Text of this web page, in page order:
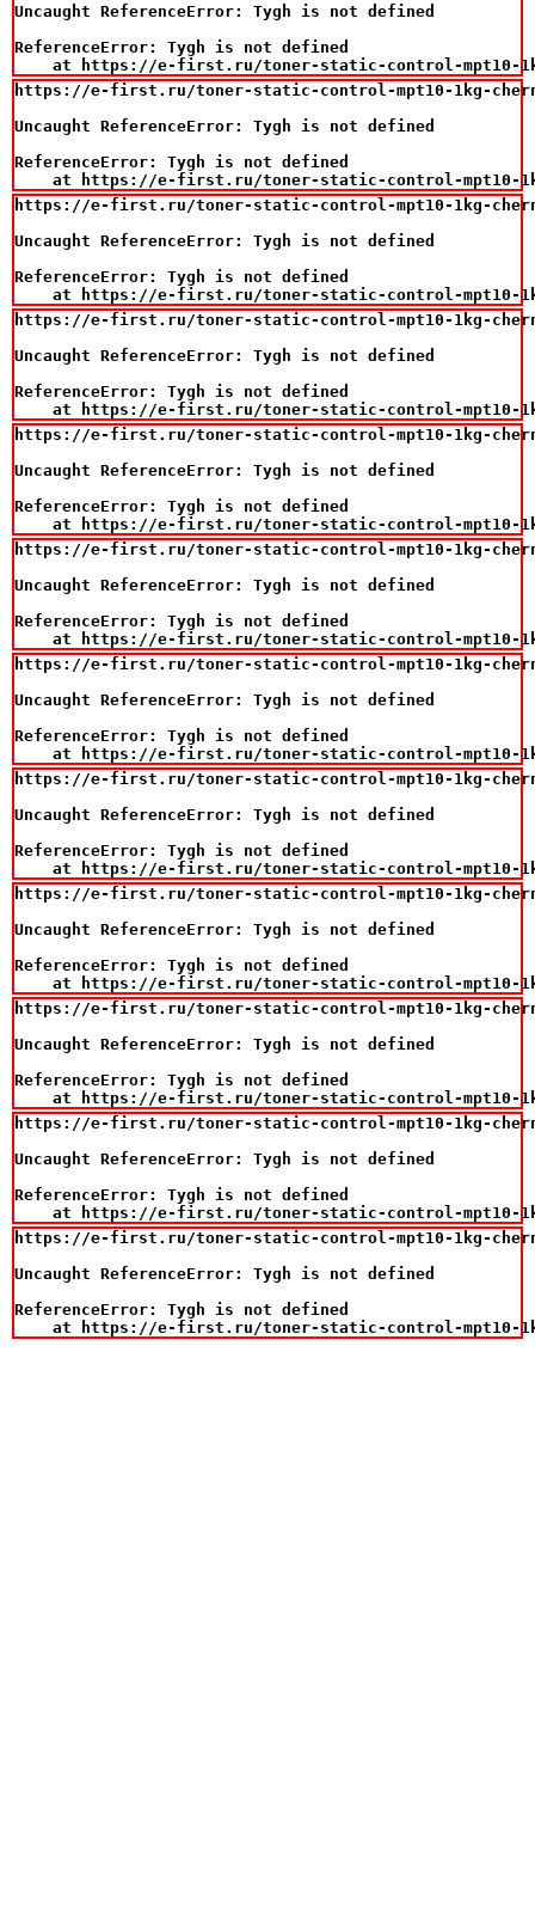
Uncaught ReferenceError: Tygh is not defined
ReferenceError: Tygh is not defined
at https://e-first.ru/toner-static-control-
https://e-first.ru/toner-static-control-mpt10-1kg-
Uncaught ReferenceError: Tygh is not defined
ReferenceError: Tygh is not defined
at https://e-first.ru/toner-static-control-
https://e-first.ru/toner-static-control-mpt10-1kg-
Uncaught ReferenceError: Tygh is not defined
ReferenceError: Tygh is not defined
at https://e-first.ru/toner-static-control-
https://e-first.ru/toner-static-control-mpt10-1kg-
Uncaught ReferenceError: Tygh is not defined
ReferenceError: Tygh is not defined
at https://e-first.ru/toner-static-control-
https://e-first.ru/toner-static-control-mpt10-1kg-
Uncaught ReferenceError: Tygh is not defined
ReferenceError: Tygh is not defined
at https://e-first.ru/toner-static-control-
https://e-first.ru/toner-static-control-mpt10-1kg-
Uncaught ReferenceError: Tygh is not defined
ReferenceError: Tygh is not defined
at https://e-first.ru/toner-static-control-
https://e-first.ru/toner-static-control-mpt10-1kg-
Uncaught ReferenceError: Tygh is not defined
ReferenceError: Tygh is not defined
at https://e-first.ru/toner-static-control-
https://e-first.ru/toner-static-control-mpt10-1kg-
Uncaught ReferenceError: Tygh is not defined
ReferenceError: Tygh is not defined
at https://e-first.ru/toner-static-control-
https://e-first.ru/toner-static-control-mpt10-1kg-
Uncaught ReferenceError: Tygh is not defined
ReferenceError: Tygh is not defined
at https://e-first.ru/toner-static-control-
https://e-first.ru/toner-static-control-mpt10-1kg-
Uncaught ReferenceError: Tygh is not defined
ReferenceError: Tygh is not defined
at https://e-first.ru/toner-static-control-
https://e-first.ru/toner-static-control-mpt10-1kg-
Uncaught ReferenceError: Tygh is not defined
ReferenceError: Tygh is not defined
at https://e-first.ru/toner-static-control-
https://e-first.ru/toner-static-control-mpt10-1kg-
Uncaught ReferenceError: Tygh is not defined
ReferenceError: Tygh is not defined
at https://e-first.ru/toner-static-control-